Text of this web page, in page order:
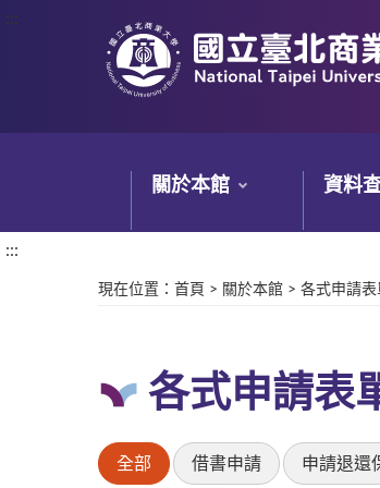
:::
:::
關於本館 資料
:::
現在位置 ： 首頁 > 關於本館 > 各式申請表
各式申請表
全部 借書申請 申請退還